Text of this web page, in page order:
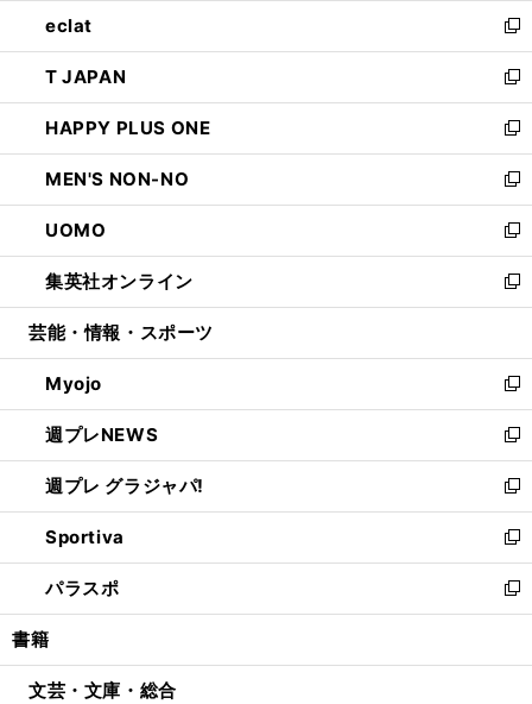
く
で
開
く
ド
ウ
で
開
く
ィ
ン
ド
ウ
で
開
く
し
い
ウ
ィ
ン
ド
ウ
で
開
く
eclat
新
し
い
ウ
ィ
ン
ド
ウ
で
開
く
T JAPAN
新
し
い
ウ
ィ
ン
ド
ウ
で
開
HAPPY PLUS ONE
新
し
い
ウ
ィ
ン
ド
ウ
開
く
MEN'S NON-NO
新
し
い
ウ
ィ
ン
ウ
で
開
く
UOMO
新
し
い
ウ
ン
ド
ウ
で
開
く
集英社オンライン
新
し
ウ
ィ
ン
ド
ウ
で
開
く
芸能・情報・スポーツ
Myojo
新
し
い
ウ
ィ
ン
ド
ウ
で
開
週プレNEWS
新
し
い
ウ
ィ
ン
ド
ウ
開
週プレ グラジャパ!
新
し
い
ウ
ィ
ン
ウ
Sportiva
新
し
い
ウ
ン
パラスポ
新
し
ウ
書籍
文芸・文庫・総合